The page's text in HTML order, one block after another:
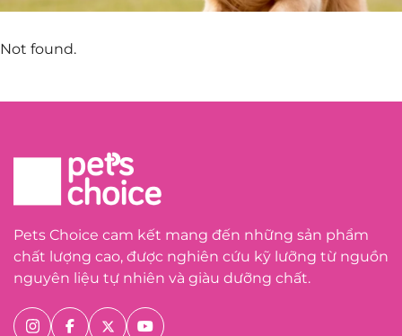
Not found.
Pets Choice cam kết mang đến những sản phẩm
chất lượng cao, được nghiên cứu kỹ lưỡng từ nguồn
nguyên liệu tự nhiên và giàu dưỡng chất.